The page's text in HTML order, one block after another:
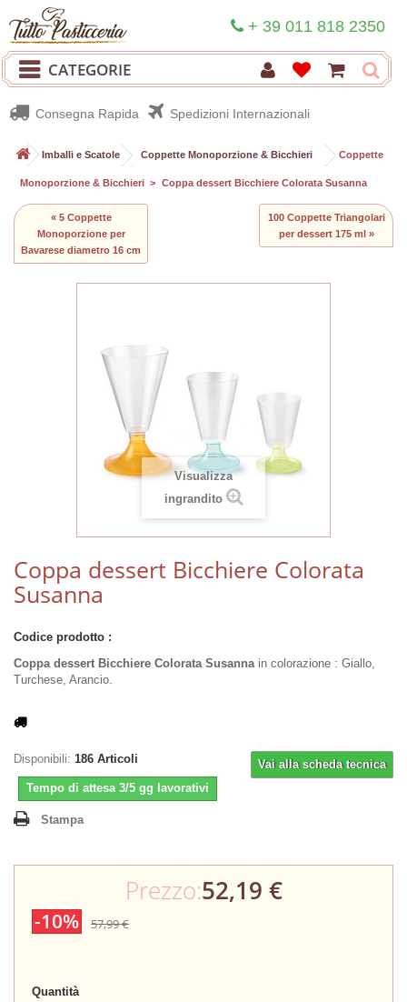
+ 39 011 818 2350
CATEGORIE
Consegna Rapida Spedizioni Internazionali
> Imballi e Scatole >Coppette Monoporzione & Bicchieri > Coppette
Monoporzione & Bicchieri > Coppa dessert Bicchiere Colorata Susanna
« 5 Coppette
Monoporzione per
Bavarese diametro 16 cm
100 Coppette Triangolari
per dessert 175 ml »
Visualizza
ingrandito
Coppa dessert Bicchiere Colorata
Susanna
Codice prodotto :
Coppa dessert Bicchiere Colorata Susanna in colorazione : Giallo,
Turchese, Arancio.
Vai alla scheda tecnica
Disponibili: 186 Articoli
Tempo di attesa 3/5 gg lavorativi
Stampa
Prezzo:52,19 €
-10% 57,99 €
Quantità